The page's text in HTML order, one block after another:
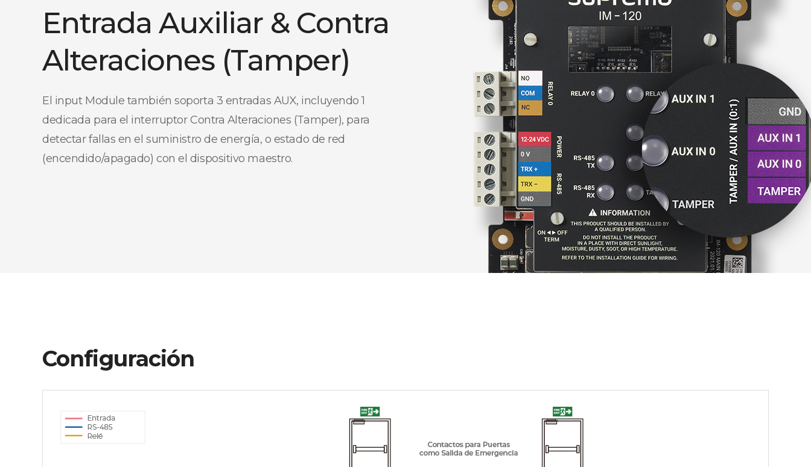
Entrada Auxiliar & Contra
Alteraciones (Tamper)
El input Module también soporta 3 entradas AUX, incluyendo 1
dedicada para el interruptor Contra Alteraciones (Tamper), para
detectar fallas en el suministro de energía, o estado de red
(encendido/apagado) con el dispositivo maestro.
Configuración